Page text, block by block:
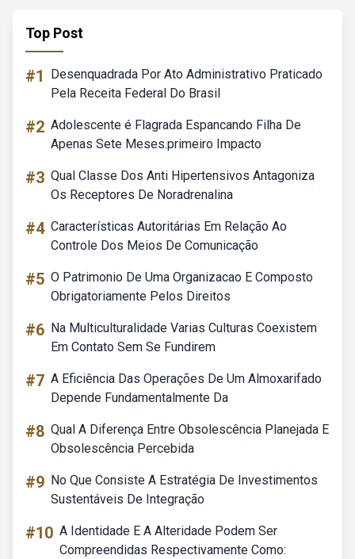
Top Post
#1
Desenquadrada Por Ato Administrativo Praticado
Pela Receita Federal Do Brasil
#2 Adolescente é Flagrada Espancando Filha De
Apenas Sete Meses.primeiro Impacto
#3 Qual Classe Dos Anti Hipertensivos Antagoniza
Os Receptores De Noradrenalina
#4 Características Autoritárias Em Relação Ao
Controle Dos Meios De Comunicação
#5 O Patrimonio De Uma Organizacao E Composto
Obrigatoriamente Pelos Direitos
#6 Na Multiculturalidade Varias Culturas Coexistem
Em Contato Sem Se Fundirem
#7 A Eficiência Das Operações De Um Almoxarifado
Depende Fundamentalmente Da
#8 Qual A Diferença Entre Obsolescência Planejada E
Obsolescência Percebida
#9 No Que Consiste A Estratégia De Investimentos
Sustentáveis De Integração
#10 A Identidade E A Alteridade Podem Ser
Compreendidas Respectivamente Como: